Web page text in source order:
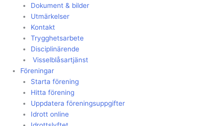
Dokument & bilder
Utmärkelser
Kontakt
Trygghetsarbete
Disciplinärende
Visselblåsartjänst
Föreningar
Starta förening
Hitta förening
Uppdatera föreningsuppgifter
Idrott online